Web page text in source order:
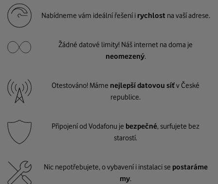
Nabídneme vám ideální řešení i rychlost na vaší adrese.
Žádné datové limity! Náš internet na doma je
neomezený.
Otestováno! Máme nejlepší datovou síťv České
republice.
Připojení od Vodafonu je bezpečné, surfujete bez
starostí.
Nic nepotřebujete, o vybavení i instalaci se postaráme
my.